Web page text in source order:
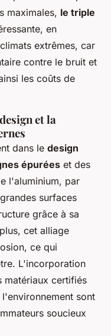
maximales, le triple
en
extrêmes, car
contre le bruit et
les coûts de
et la
dans le design
épurées et des
l'aluminium, par
surfaces
grâce à sa
cet alliage
ce qui
L'incorporation
matériaux certifiés
sont
soucieux